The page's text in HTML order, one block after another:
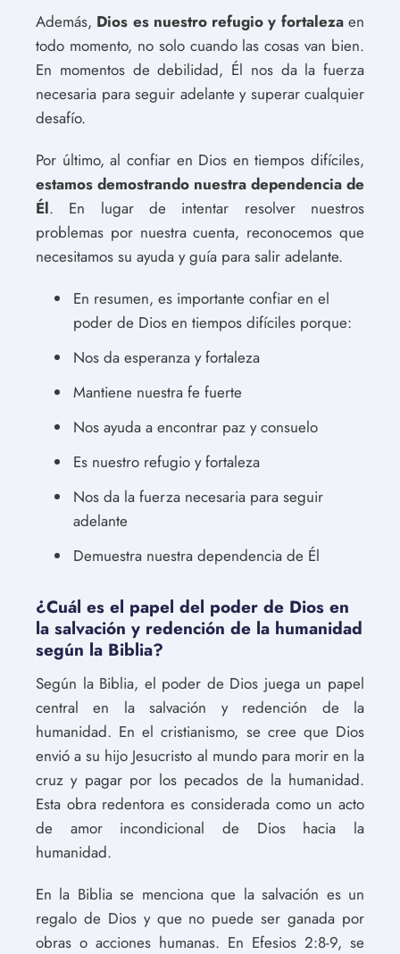
Además, Dios es nuestro refugio y fortalezaen
todo momento, no solo cuando las cosas van bien.
En momentos de debilidad, Él nos da la fuerza
necesaria para seguir adelante y superar cualquier
desafío.
Por último, al confiar en Dios en tiempos difíciles,
estamos demostrando nuestra dependencia de
Él. En lugar de intentar resolver nuestros
problemas por nuestra cuenta, reconocemos que
necesitamos su ayuda y guía para salir adelante.
En resumen, es importante confiar en el
poder de Dios en tiempos difíciles porque:
Nos da esperanza y fortaleza
Mantiene nuestra fe fuerte
Nos ayuda a encontrar paz y consuelo
Es nuestro refugio y fortaleza
Nos da la fuerza necesaria para seguir
adelante
Demuestra nuestra dependencia de Él
¿Cuál es el papel del poder de Dios en
la salvación y redención de la humanidad
según la Biblia?
Según la Biblia, el poder de Dios juega un papel
central en la salvación y redención de la
humanidad. En el cristianismo, se cree que Dios
envió a su hijo Jesucristo al mundo para morir en la
cruz y pagar por los pecados de la humanidad.
Esta obra redentora es considerada como un acto
de amor incondicional de Dios hacia la
humanidad.
En la Biblia se menciona que la salvación es un
regalo de Dios y que no puede ser ganada por
obras o acciones humanas. En Efesios 2:8-9, se